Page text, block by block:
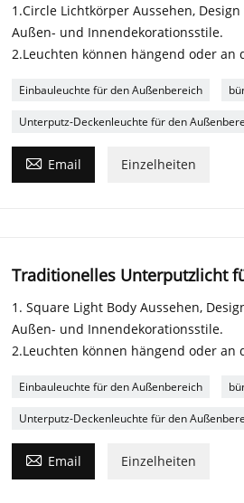
1.Circle Lichtkörper Aussehen,
Außen- und Innendekorationsstile.
2.Leuchten können hängend oder an
Einbauleuchte für den Außenbereich
Unterputz-Deckenleuchte für den
 Email Einzelheiten
Traditionelles Unterputzlicht
1. Square Light Body Aussehen,
Außen- und Innendekorationsstile.
2.Leuchten können hängend oder an
Einbauleuchte für den Außenbereich
Unterputz-Deckenleuchte für den
 Email Einzelheiten